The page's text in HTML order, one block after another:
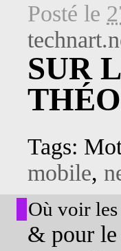
Posté le
SUR
Tags:
mobile,
Où voir
& pour le